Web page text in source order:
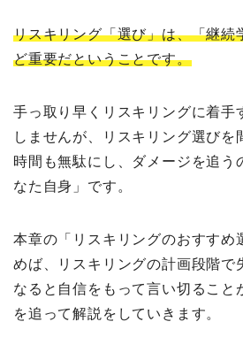
リスキリング「選び」は、「継続
ど重要だということです。
手っ取り早くリスキリングに着手
しませんが、リスキリング選びを
時間も無駄にし、ダメージを追う
なた自身」です。
本章の「リスキリングのおすすめ
めば、リスキリングの計画段階で
なると自信をもって言い切ること
を追って解説をしていきます。